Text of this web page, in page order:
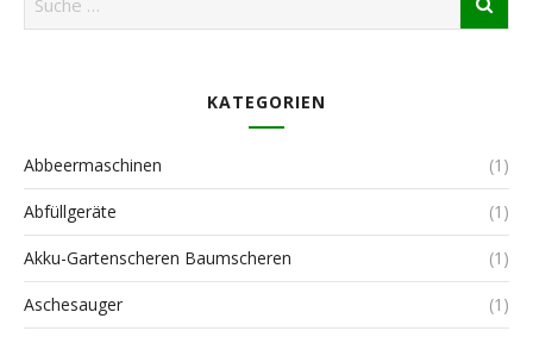
KATEGORIEN
Abbeermaschinen (1)
Abfüllgeräte (1)
Akku-Gartenscheren Baumscheren (1)
Aschesauger (1)